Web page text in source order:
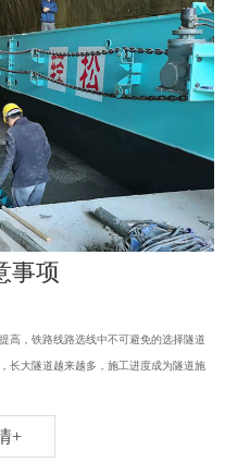
事项
高，铁路线路选线中不可避免的选择隧道
长大隧道越来越多，施工进度成为隧道施
+